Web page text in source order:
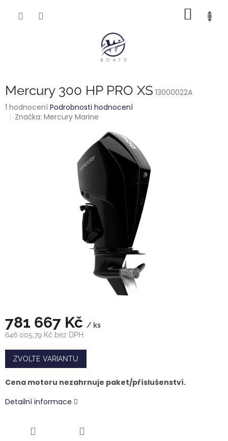
Mercury 300 HP PRO XS 13000022A
Průměrné
hodnocení
1 hodnocení Podrobnosti hodnocení
Značka:Mercury Marine
781 667 Kč / ks
646 005,79 Kč bez DPH
Měrná
cena:
ZVOLTE VARIANTU
Cena motoru nezahrnuje paket/příslušenství.
Detailní informace